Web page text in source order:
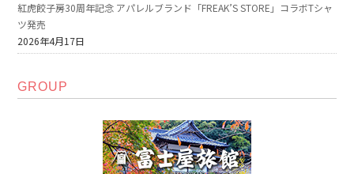
紅虎餃子房30周年記念 アパレルブランド「FREAK’S STORE」コラボTシャ
ツ発売
2026年4月17日
GROUP